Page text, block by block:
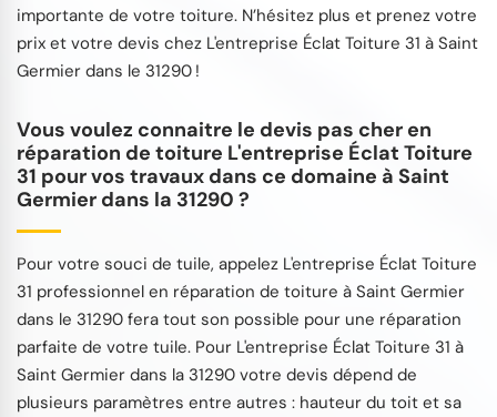
importante de votre toiture. N’hésitez plus et prenez votre
prix et votre devis chez L'entreprise Éclat Toiture 31 à Saint
Germier dans le 31290 !
Vous voulez connaitre le devis pas cher en
réparation de toiture L'entreprise Éclat Toiture
31 pour vos travaux dans ce domaine à Saint
Germier dans la 31290 ?
Pour votre souci de tuile, appelez L'entreprise Éclat Toiture
31 professionnel en réparation de toiture à Saint Germier
dans le 31290 fera tout son possible pour une réparation
parfaite de votre tuile. Pour L'entreprise Éclat Toiture 31 à
Saint Germier dans la 31290 votre devis dépend de
plusieurs paramètres entre autres : hauteur du toit et sa